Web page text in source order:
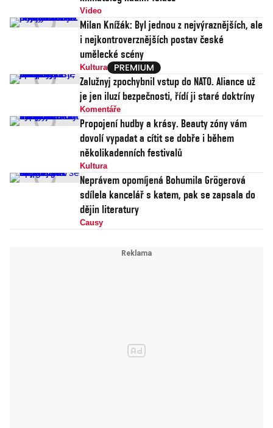
Video
Milan Knížák: Byl jednou z nejvýraznějších, ale
i nejkontroverznějších postav české
umělecké scény
Kultura
Zalužnyj zpochybnil vstup do NATO. Aliance už
je jen iluzí bezpečnosti, řídí ji staré doktríny
Komentáře
Propojení hudby a krásy. Beauty zóny vám
dovolí vypadat a cítit se dobře i během
několikadenních festivalů
Kultura
Neprávem opomíjená Bohumila Grögerová
sdílela kancelář s katem, pak se zapsala do
dějin literatury
Causy